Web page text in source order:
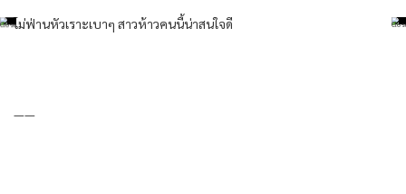
โม่ฟ่านหัวเราะเบาๆ สาวห้าวคนนี้น่าสนใจดี
——